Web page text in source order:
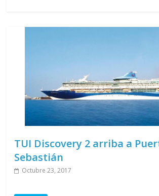
TUI Discovery 2 arriba a
Sebastián
Octubre 23, 2017